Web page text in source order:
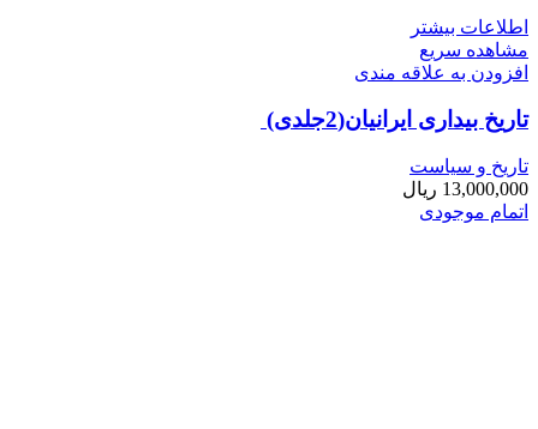
اطلاعات بیشتر
مشاهده سریع
افزودن به علاقه مندی
تاریخ بیداری ایرانیان(2جلدی)
تاریخ و سیاست
13,000,000 ریال
اتمام موجودی